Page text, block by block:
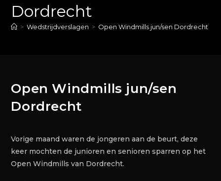
Dordrecht
> Wedstrijdverslagen > Open Windmills jun/sen Dordrecht
Open Windmills jun/sen
Dordrecht
Vorige maand waren de jongeren aan de beurt, deze
keer mochten de junioren en senioren sparren op het
Open Windmills van Dordrecht.